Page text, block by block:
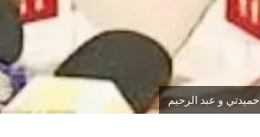
حميدتي و عبد الرحيم